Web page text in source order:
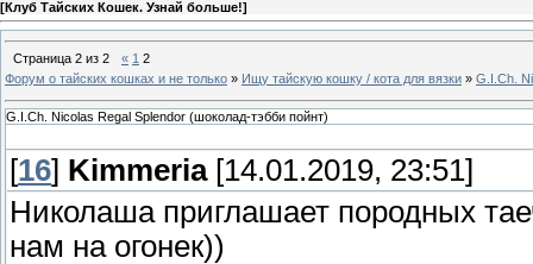
[Клуб Тайских Кошек. Узнай больше!]
Страница 2 из 2 « 1 2
Форум о тайских кошках и не только » Ищу тайскую кошку / кота для вязки » G.I.Ch.
G.I.Ch. Nicolas Regal Splendor (шоколад-тэбби пойнт)
[16] Kimmeria[14.01.2019, 23:51]
Николаша приглашает породных
нам на огонек))